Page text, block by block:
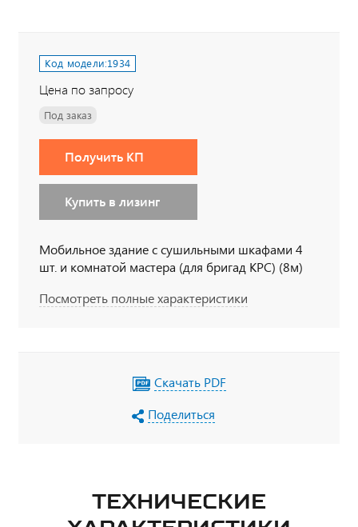
Код модели:1934
Цена по запросу
Под заказ
Получить КП
Купить в лизинг
Мобильное здание с сушильными шкафами 4
шт. и комнатой мастера (для бригад КРС) (8м)
Посмотреть полные характеристики
Скачать PDF
Поделиться
ТЕХНИЧЕСКИЕ